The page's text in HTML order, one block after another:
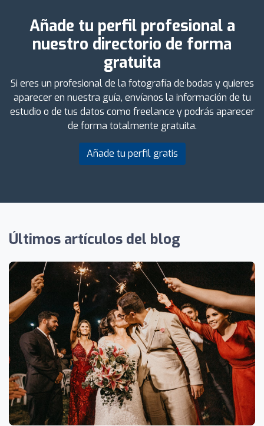
Añade tu perfil profesional a
nuestro directorio de forma
gratuita
Si eres un profesional de la fotografía de bodas y quieres
aparecer en nuestra guía, envíanos la información de tu
estudio o de tus datos como freelance y podrás aparecer
de forma totalmente gratuita.
Añade tu perfil gratis
Últimos artículos del blog